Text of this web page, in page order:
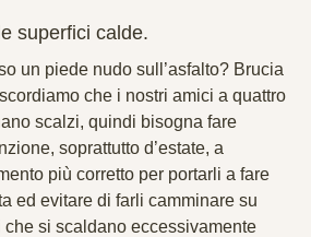
superfici calde.
un piede nudo sull’asfalto? Brucia
che i nostri amici a quattro
scalzi, quindi bisogna fare
soprattutto d’estate, a
più corretto per portarli a fare
ed evitare di farli camminare su
che si scaldano eccessivamente